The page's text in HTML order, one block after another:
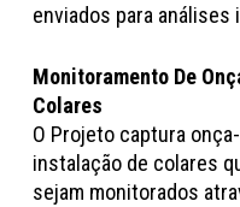
enviados para análises
Monitoramento De
Colares
O Projeto captura
instalação de colares
sejam monitorados